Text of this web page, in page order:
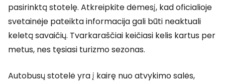
pasirinktą stotelę. Atkreipkite dėmesį, kad oficialioje
svetainėje pateikta informacija gali būti neaktuali
keletą savaičių. Tvarkaraščiai keičiasi kelis kartus per
metus, nes tęsiasi turizmo sezonas.
Autobusų stotelė yra į kairę nuo atvykimo salės,